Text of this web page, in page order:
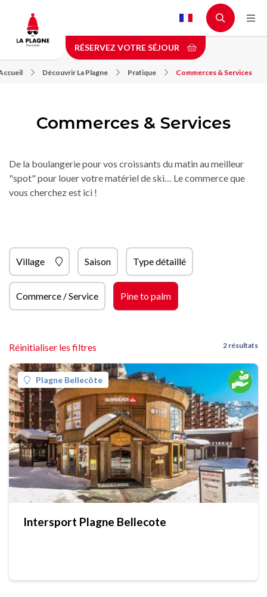
contenu
principal
RÉSERVEZ VOTRE SÉJOUR
Découvrir La Plagne Pratique Commerces & Services
Commerces & Services
De la boulangerie pour vos croissants du matin au meilleur
"spot" pour louer votre matériel de ski… Le commerce que
vous cherchez est ici !
Village Saison Type détaillé
Commerce / Service Pine to palm
Réinitialiser les filtres 2 résultats
Plagne Bellecôte
Intersport Plagne Bellecote